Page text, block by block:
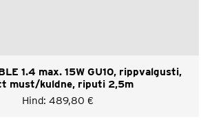
1.4 max. 15W GU10, rippvalgusti,
must/kuldne, riputi 2,5m
Hind: 489,80 €